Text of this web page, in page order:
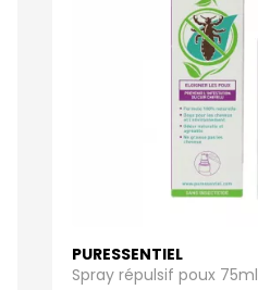
PURESSENTIEL
Spray répulsif poux 75ml